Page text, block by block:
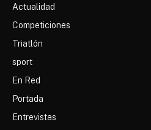
Actualidad
Competiciones
Triatlón
sport
En Red
Portada
Entrevistas